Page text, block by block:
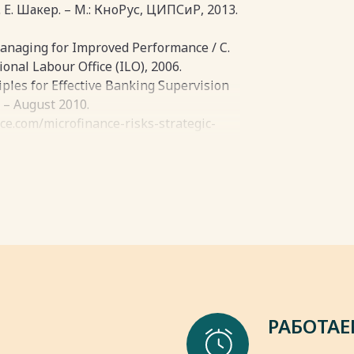
различных жизненных
и актуальный слоган,
Шакер. – М.: КноРус, ЦИПСиР, 2013.
for Improved Performance / C.
Labour Office (ILO), 2006.
for Effective Banking Supervision
August 2010.
microfinance-risks-strategic-
деятельности в